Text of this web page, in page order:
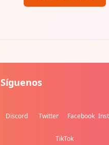
Síguenos
Discord Twitter Facebook
TikTok